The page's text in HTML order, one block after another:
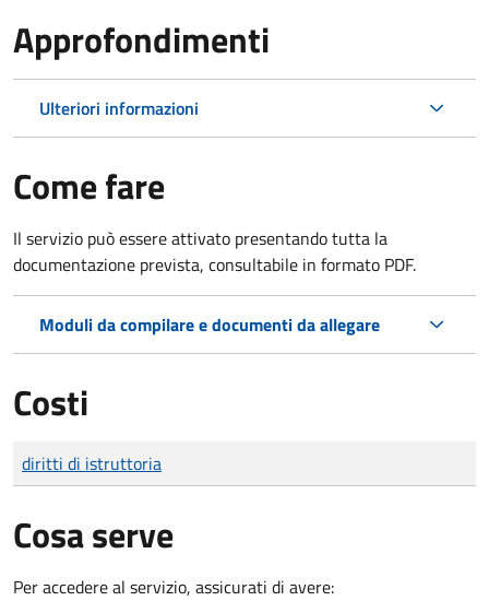
Approfondimenti
Ulteriori informazioni
Come fare
Il servizio può essere attivato presentando tutta la
documentazione prevista, consultabile in formato PDF.
Moduli da compilare e documenti da allegare
Costi
Tipo di pagamento
Importo
diritti di istruttoria
Cosa serve
Per accedere al servizio, assicurati di avere: